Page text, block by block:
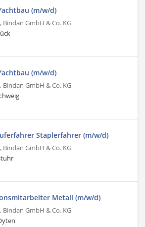
(m/w/d)
Bindan GmbH & Co. KG
(m/w/d)
Bindan GmbH & Co. KG
Staplerfahrer (m/w/d)
Bindan GmbH & Co. KG
Metall (m/w/d)
Bindan GmbH & Co. KG